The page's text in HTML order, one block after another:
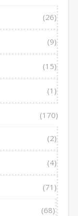
(26)
(9)
(15)
(1)
(170)
(2)
(4)
(71)
(68)